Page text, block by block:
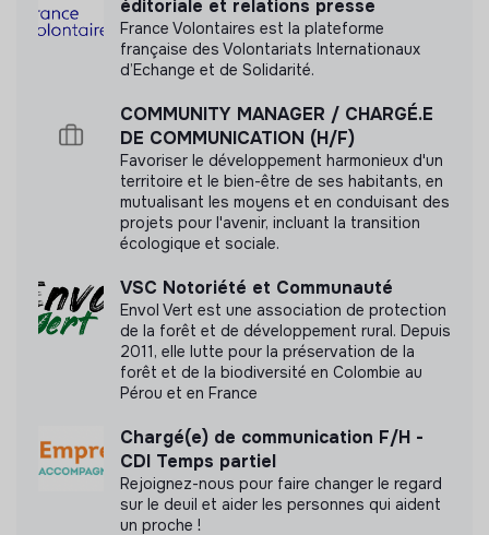
Cette structure n'a pas souhaité nous
communiquer les labels ou certifications qu'elle a
pu obtenir.
Documents
N'a pas encore communiqué de documents de
transparence
éditoriale et relations presse
France Volontaires est la plateforme
française des Volontariats Internationaux
d’Echange et de Solidarité.
COMMUNITY MANAGER / CHARGÉ.E
DE COMMUNICATION (H/F)
Favoriser le développement harmonieux d'un
territoire et le bien-être de ses habitants, en
mutualisant les moyens et en conduisant des
projets pour l'avenir, incluant la transition
écologique et sociale.
VSC Notoriété et Communauté
Envol Vert est une association de protection
de la forêt et de développement rural. Depuis
2011, elle lutte pour la préservation de la
forêt et de la biodiversité en Colombie au
Pérou et en France
Chargé(e) de communication F/H -
CDI Temps partiel
Rejoignez-nous pour faire changer le regard
sur le deuil et aider les personnes qui aident
un proche !